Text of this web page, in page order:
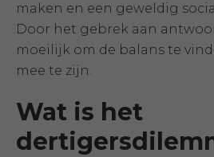
maken en een geweldig
Door het gebrek aan
moeilijk om de balans te
mee te zijn.
Wat is het